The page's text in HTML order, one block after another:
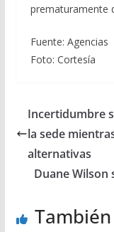
prematuramente
Fuente: Agencias
Foto: Cortesía
Incertidumbre
la sede
alternativas
Duane Wilson